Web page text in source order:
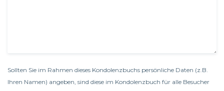
Sollten Sie im Rahmen dieses Kondolenzbuchs persönliche Daten (z.B.
Ihren Namen) angeben, sind diese im Kondolenzbuch für alle Besucher